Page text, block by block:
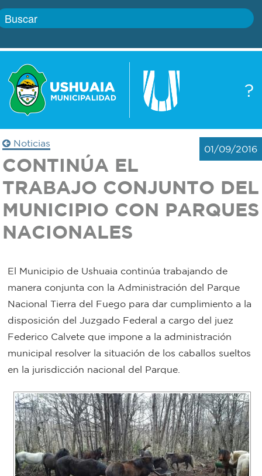
?
Boletín
Autoridades
Defensa
civil
Bromatología
Rentas
Municipal
Mi
bondi
Boleto
estudiantil
Gobierno
Trámites
Transparencia
Actualidad
municipal
Noticias
01/09/2016
CONTINÚA EL
TRABAJO CONJUNTO DEL
MUNICIPIO CON PARQUES
NACIONALES
El Municipio de Ushuaia continúa trabajando de
manera conjunta con la Administración del Parque
Nacional Tierra del Fuego para dar cumplimiento a la
disposición del Juzgado Federal a cargo del juez
Federico Calvete que impone a la administración
municipal resolver la situación de los caballos sueltos
en la jurisdicción nacional del Parque.